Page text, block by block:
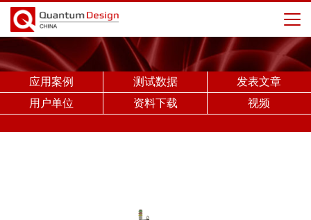
应用案例 测试数据
发表文章
用户单位
资料下载 视频